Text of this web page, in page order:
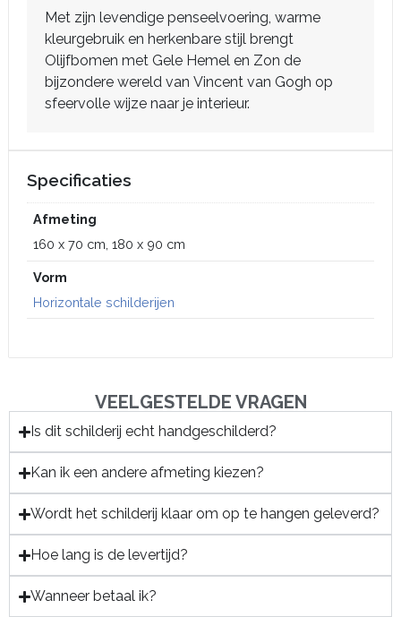
Met zijn levendige penseelvoering, warme
kleurgebruik en herkenbare stijl brengt
Olijfbomen met Gele Hemel en Zon de
bijzondere wereld van Vincent van Gogh op
sfeervolle wijze naar je interieur.
Specificaties
Afmeting
160 x 70 cm, 180 x 90 cm
Vorm
Horizontale schilderijen
VEELGESTELDE VRAGEN
Is dit schilderij echt handgeschilderd?
Kan ik een andere afmeting kiezen?
Wordt het schilderij klaar om op te hangen geleverd?
Hoe lang is de levertijd?
Wanneer betaal ik?